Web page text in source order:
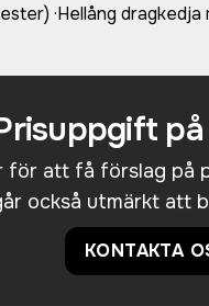
·Hellång
på
för att få förslag på
också utmärkt att
KONTAKTA